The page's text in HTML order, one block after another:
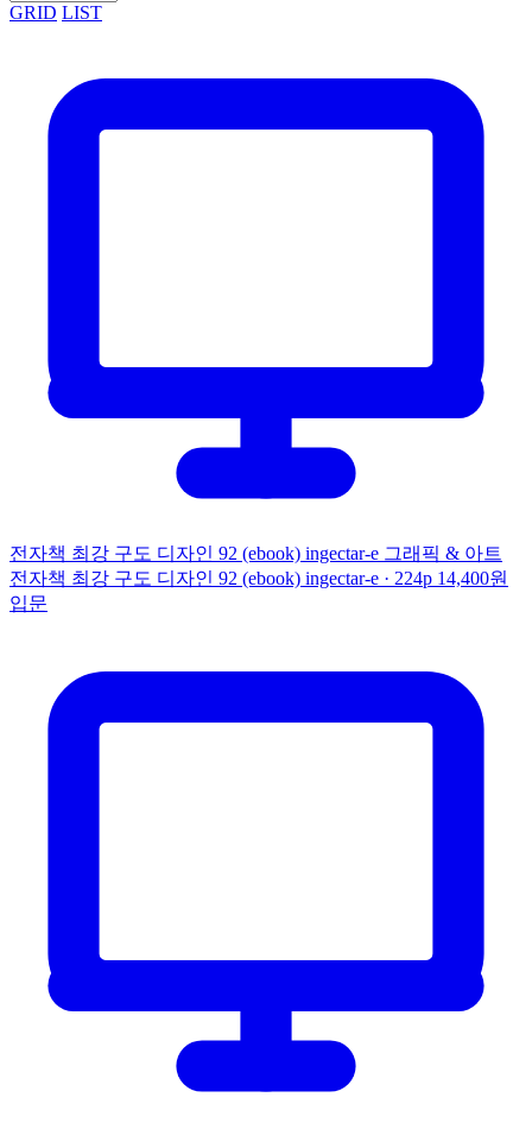
GRID LIST
전자책 최강 구도 디자인 92 (ebook) ingectar-e 그래픽 & 아트
전자책 최강 구도 디자인 92 (ebook) ingectar-e · 224p 14,400원
입문